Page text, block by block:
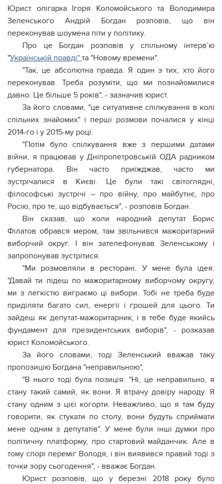
Юрист олігарха Ігоря Коломойського та Володимира
Зеленського Андрій Богдан розповів, що він
переконував шоумена піти у політику.
Про це Богдан розповів у спільному інтерв’ю
"Українській правді" та "Новому времени".
"Так, це абсолютна правда. Я один з тих, хто його
переконував. Треба розуміти, що ми познайомилися
давно. Це більше 5 років", - зазначив юрист.
За його словами, "це ситуативне спілкування в колі
спільних знайомих" і перші розмови почалися у кінці
2014-го і у 2015-му році.
"Потім було спілкування вже з першими датами
війни, я працював у Дніпропетровській ОДА радником
губернатора. Він часто приїжджав, часто ми
зустрічалися в Києві. Це були такі світоглядні,
філософські зустрічі – про війну, про майбутнє, про
Росію, про те, що відбувається", - розповів Богдан.
Він сказав, що коли народний депутат Борис
Філатов обрався мером, там звільнився мажоритарний
виборчий округ. І він зателефонував Зеленському і
запропонував зустрітися.
"Ми розмовляли в ресторані. У мене була ідея:
"Давай ти підеш по мажоритарному виборчому округу,
ми з легкістю виграємо ці вибори. Тобі не треба буде
приділяти багато сил, енергії і грошей для цього. Ти
зайдеш як депутат-мажоритарник, і в тебе буде якийсь
фундамент для президентських виборів", - розказав
юрист Коломойського.
За його словами, тоді Зеленський вважав таку
пропозицію Богдана "неправильною",
"В нього тоді була позиція: "Ні, це неправильно, я
стану такий самий, як вони. Я втрачу довіру народу. Я
стану одним з цієї когорти. Неважливо, що я там буду
говорити, як стукати по столу, вони будуть сприймати
мене одним з депутатів". У мене були інші думки про
політичну платформу, про стартовий майданчик. Але в
тому спорі переміг Володя, і він виявився правий тоді з
точки зору сьогодення", - вважає Богдан.
Юрист розповів, що у березні 2018 року було